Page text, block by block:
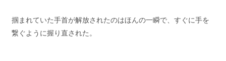
掴まれていた手首が解放されたのはほんの一瞬で、すぐに手を
繋ぐように握り直された。